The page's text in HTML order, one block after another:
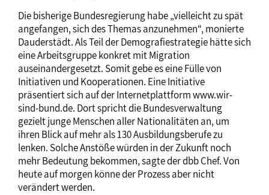
Die bisherige Bundesregierung habe „vielleicht zu spät
angefangen, sich des Themas anzunehmen“, monierte
Dauderstädt. Als Teil der Demografiestrategie hätte sich
eine Arbeitsgruppe konkret mit Migration
auseinandergesetzt. Somit gebe es eine Fülle von
Initiativen und Kooperationen. Eine Initiative
präsentiert sich auf der Internetplattform www.wir-
sind-bund.de. Dort spricht die Bundesverwaltung
gezielt junge Menschen aller Nationalitäten an, um
ihren Blick auf mehr als 130 Ausbildungsberufe zu
lenken. Solche Anstöße würden in der Zukunft noch
mehr Bedeutung bekommen, sagte der dbb Chef. Von
heute auf morgen könne der Prozess aber nicht
verändert werden.